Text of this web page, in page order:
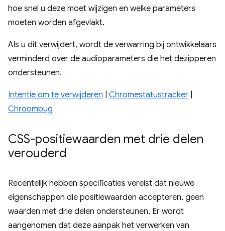
hoe snel u deze moet wijzigen en welke parameters
moeten worden afgevlakt.
Als u dit verwijdert, wordt de verwarring bij ontwikkelaars
verminderd over de audioparameters die het dezipperen
ondersteunen.
Intentie om te verwijderen Chromestatustracker
Chroombug
CSS-positiewaarden met drie delen
verouderd
Recentelijk hebben specificaties vereist dat nieuwe
eigenschappen die positiewaarden accepteren, geen
waarden met drie delen ondersteunen. Er wordt
aangenomen dat deze aanpak het verwerken van